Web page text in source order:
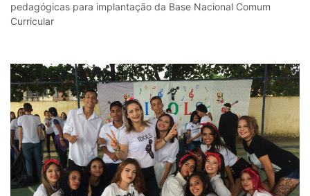
pedagógicas para implantação da Base Nacional Comum
Curricular